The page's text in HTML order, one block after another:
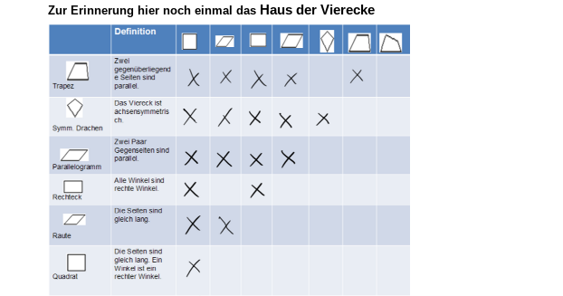
Zur Erinnerung hier noch einmal das Haus der Vierecke